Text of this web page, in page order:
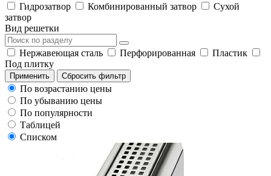
Гидрозатвор
Комбинированный затвор
Сухой
затвор
Вид решетки
Нержавеющая сталь Перфорированная
Пластик
Под плитку
Применить Сбросить фильтр
По возрастанию цены
По убыванию цены
По популярности
Таблицей
Списком